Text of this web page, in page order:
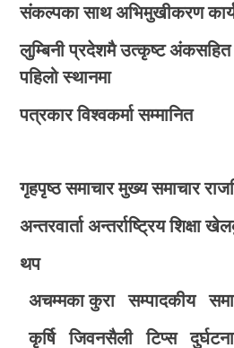
संकल्पका साथ अभिमुखीकरण
लुम्बिनी प्रदेशमै उत्कृष्ट
पहिलो स्थानमा
पत्रकार विश्वकर्मा सम्मानित
गृहपृष्ठ समाचार मुख्य समाचार
अन्तरवार्ता अन्तर्राष्ट्रिय शिक्षा
थप
अचम्मका कुरा
सम्पादकीय
कृर्षि
जिवनसैली टिप्स दुर्घटना